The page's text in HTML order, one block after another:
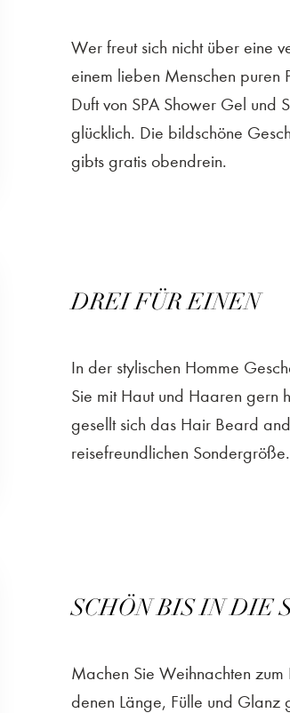
Wer freut sich nicht über eine
einem lieben Menschen puren
Duft von SPA Shower Gel und
glücklich. Die bildschöne
gibts gratis obendrein.
DREI FÜR EINEN
In der stylischen Homme
Sie mit Haut und Haaren gern
gesellt sich das Hair Beard
reisefreundlichen
SCHÖN BIS IN DIE
Machen Sie Weihnachten
denen Länge, Fülle und Glanz